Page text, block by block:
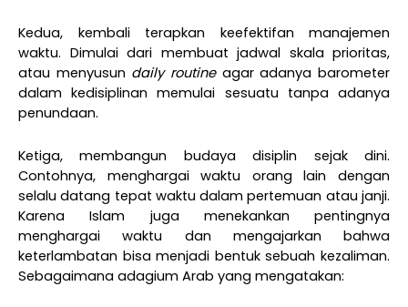
Kedua, kembali terapkan keefektifan manajemen
waktu. Dimulai dari membuat jadwal skala prioritas,
atau menyusun daily routineagar adanya barometer
dalam kedisiplinan memulai sesuatu tanpa adanya
penundaan.
Ketiga, membangun budaya disiplin sejak dini.
Contohnya, menghargai waktu orang lain dengan
selalu datang tepat waktu dalam pertemuan atau janji.
Karena Islam juga menekankan pentingnya
menghargai waktu dan mengajarkan bahwa
keterlambatan bisa menjadi bentuk sebuah kezaliman.
Sebagaimana adagium Arab yang mengatakan: